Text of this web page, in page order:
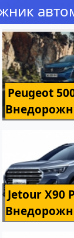
Peugeot
Jetour X90